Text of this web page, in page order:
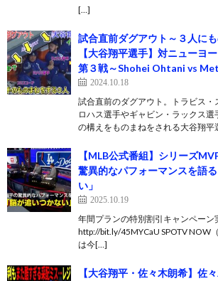
[…]
試合直前ダグアウト～３人に
【大谷翔平選手】対ニューヨ
第３戦～Shohei Ohtani vs
2024.10.18
試合直前のダグアウト。トラビス・
ロハス選手やギャビン・ラックス
の構えをものまねをされる大谷翔平
【MLB公式番組】シリーズ
驚異的なパフォーマンスを語
い」
2025.10.19
年間プランの特別割引キャンペーン
http://bit.ly/45MYCaU SPOTV NOW
は今[…]
【大谷翔平・佐々木朗希】佐